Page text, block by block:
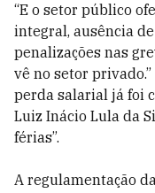
“E o setor público
integral, ausência
penalizações nas
vê no setor
perda salarial já foi
Luiz Inácio Lula da
férias”.
A regulamentação